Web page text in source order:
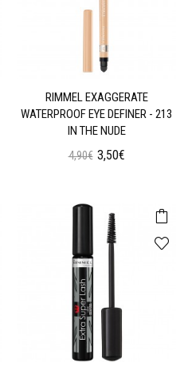
RIMMEL EXAGGERATE
WATERPROOF EYE DEFINER - 213
IN THE NUDE
4,90€ 3,50€